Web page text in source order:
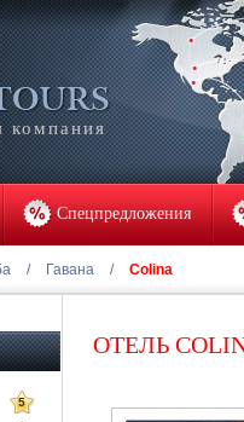
компания
Спецпредложения
/ Гавана / Colina
5
ОТЕЛЬ